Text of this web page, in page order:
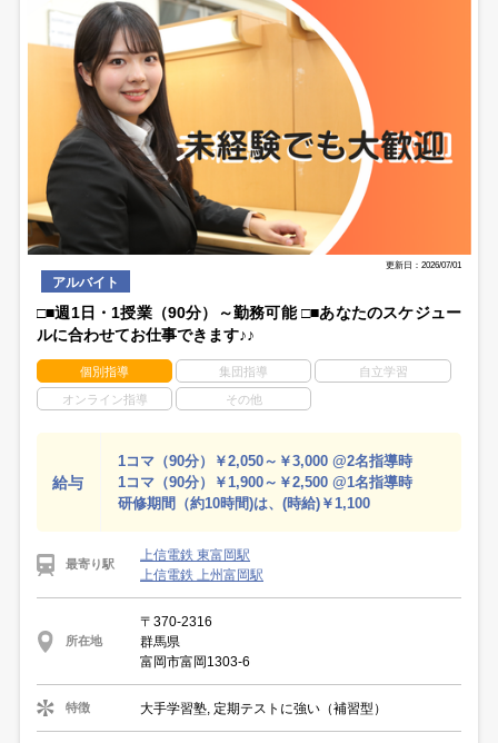
更新日：2026/07/01
アルバイト
□■週1日・1授業（90分）～勤務可能 □■あなたのスケジュー
ルに合わせてお仕事できます♪♪
個別指導 集団指導 自立学習
オンライン指導 その他
給与
1コマ（90分）￥2,050～￥3,000 @2名指導時
1コマ（90分）￥1,900～￥2,500 @1名指導時
研修期間（約10時間)は、(時給)￥1,100
最寄り駅
上信電鉄 東富岡駅
上信電鉄 上州富岡駅
所在地
〒370-2316
群馬県
富岡市富岡1303-6
特徴 大手学習塾, 定期テストに強い（補習型）